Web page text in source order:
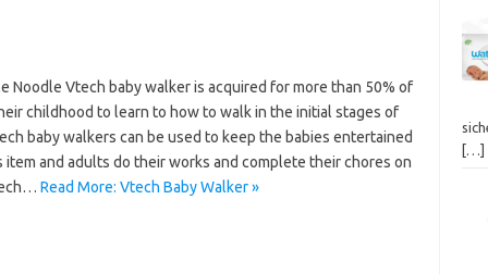
Noodle Vtech baby walker is acquired for more than 50% of
childhood to learn to how to walk in the initial stages of
baby walkers can be used to keep the babies entertained
item and adults do their works and complete their chores on
Read More: Vtech Baby Walker »
[…]